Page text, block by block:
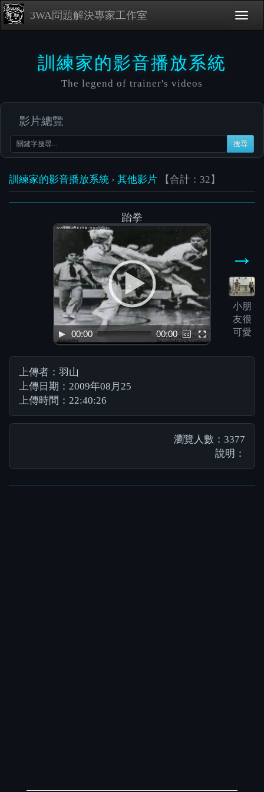
3WA問題解決專家工作室
訓練家的影音播放系統
The legend of trainer's videos
影片總覽
搜尋
訓練家的影音播放系統 › 其他影片 【合計：32】
跆拳
Player
00:00 00:00
→
小朋
友很
可愛
上傳者：羽山
上傳日期：2009年08月25
上傳時間：22:40:26
瀏覽人數：3377
說明：